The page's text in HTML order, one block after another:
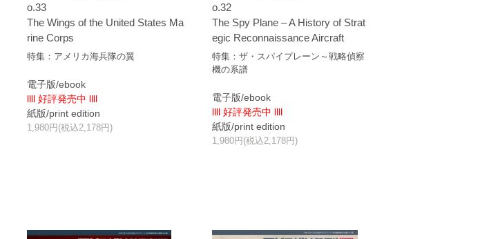
o.33
The Wings of the United States Ma
rine Corps
特集：アメリカ海兵隊の翼
電子版/ebook
llll 好評発売中 llll
紙版/print edition
1,980円(税込2,178円)
o.32
The Spy Plane – A History of Strat
egic Reconnaissance Aircraft
特集：ザ・スパイプレーン～戦略偵察
機の系譜
電子版/ebook
llll 好評発売中 llll
紙版/print edition
1,980円(税込2,178円)